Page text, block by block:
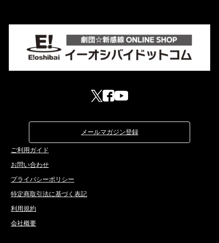
メールマガジン登録
ご利用ガイド
お問い合わせ
プライバシーポリシー
特定商取引法に基づく表記
利用規約
会社概要